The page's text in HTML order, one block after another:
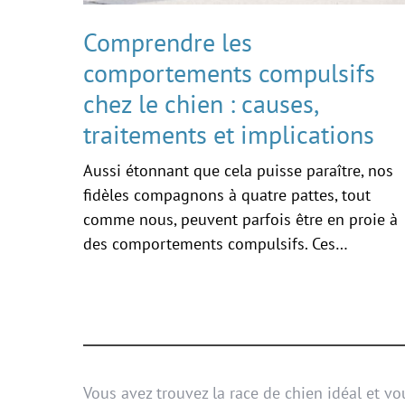
Comprendre les
comportements compulsifs
chez le chien : causes,
traitements et implications
Aussi étonnant que cela puisse paraître, nos
fidèles compagnons à quatre pattes, tout
comme nous, peuvent parfois être en proie à
des comportements compulsifs. Ces…
Vous avez trouvez la race de chien idéal et